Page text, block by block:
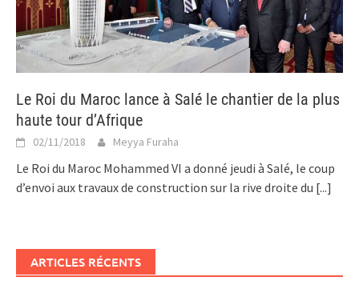
Le Roi du Maroc lance à Salé le chantier de la plus
haute tour d’Afrique
02/11/2018 Meyya Furaha
Le Roi du Maroc Mohammed VI a donné jeudi à Salé, le coup
d’envoi aux travaux de construction sur la rive droite du [...]
ARTICLES RÉCENTS